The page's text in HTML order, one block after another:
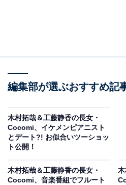
編集部が選ぶおすすめ記
木村拓哉＆工藤静香の長女・
Cocomi、イケメンピアニスト
とデート?! お似合いツーショッ
ト公開！
木村拓哉＆工藤静香の長女・
Cocomi、音楽番組でフルート